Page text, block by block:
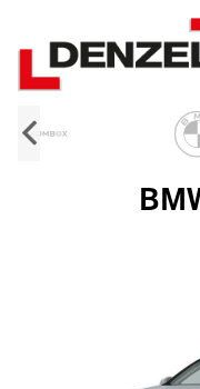
Inhalt